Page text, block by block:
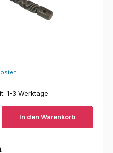
1-3 Werktage
In den Warenkorb